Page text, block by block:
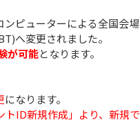
ピューターによる全国会場
へ変更されました。
が可能となります。
になります。
トID新規作成」より、新規で